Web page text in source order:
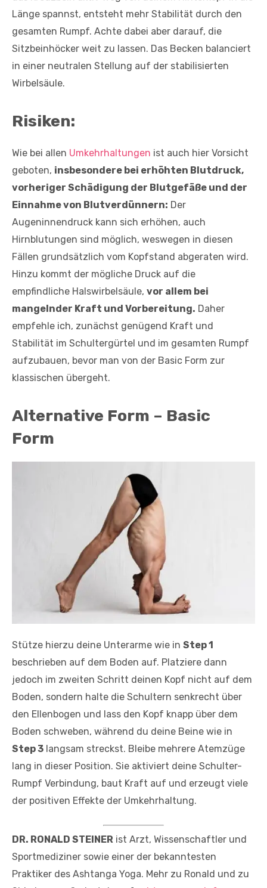
Länge spannst, entsteht mehr Stabilität durch den
gesamten Rumpf. Achte dabei aber darauf, die
Sitzbeinhöcker weit zu lassen. Das Becken balanciert
in einer neutralen Stellung auf der stabilisierten
Wirbelsäule.
Risiken:
Wie bei allen Umkehrhaltungen ist auch hier Vorsicht
geboten, insbesondere bei erhöhten Blutdruck,
vorheriger Schädigung der Blutgefäße und der
Einnahme von Blutverdünnern: Der
Augeninnendruck kann sich erhöhen, auch
Hirnblutungen sind möglich, weswegen in diesen
Fällen grundsätzlich vom Kopfstand abgeraten wird.
Hinzu kommt der mögliche Druck auf die
empfindliche Halswirbelsäule, vor allem bei
mangelnder Kraft und Vorbereitung. Daher
empfehle ich, zunächst genügend Kraft und
Stabilität im Schultergürtel und im gesamten Rumpf
aufzubauen, bevor man von der Basic Form zur
klassischen übergeht.
Alternative Form – Basic
Form
Stütze hierzu deine Unterarme wie in Step 1
beschrieben auf dem Boden auf. Platziere dann
jedoch im zweiten Schritt deinen Kopf nicht auf dem
Boden, sondern halte die Schultern senkrecht über
den Ellenbogen und lass den Kopf knapp über dem
Boden schweben, während du deine Beine wie in
Step 3 langsam streckst. Bleibe mehrere Atemzüge
lang in dieser Position. Sie aktiviert deine Schulter-
Rumpf Verbindung, baut Kraft auf und erzeugt viele
der positiven Effekte der Umkehrhaltung.
DR. RONALD STEINER ist Arzt, Wissenschaftler und
Sportmediziner sowie einer der bekanntesten
Praktiker des Ashtanga Yoga. Mehr zu Ronald und zu